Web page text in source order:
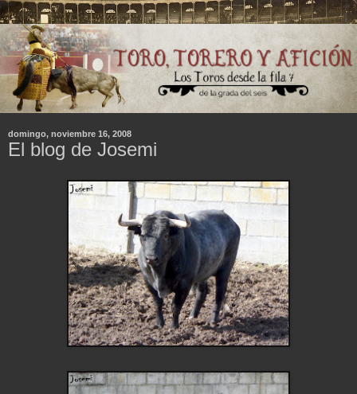
domingo, noviembre 16, 2008
El blog de Josemi